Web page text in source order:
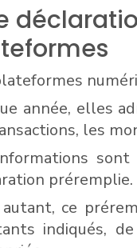
année, elles
les
préremplie.
autant, ce
indiqués,